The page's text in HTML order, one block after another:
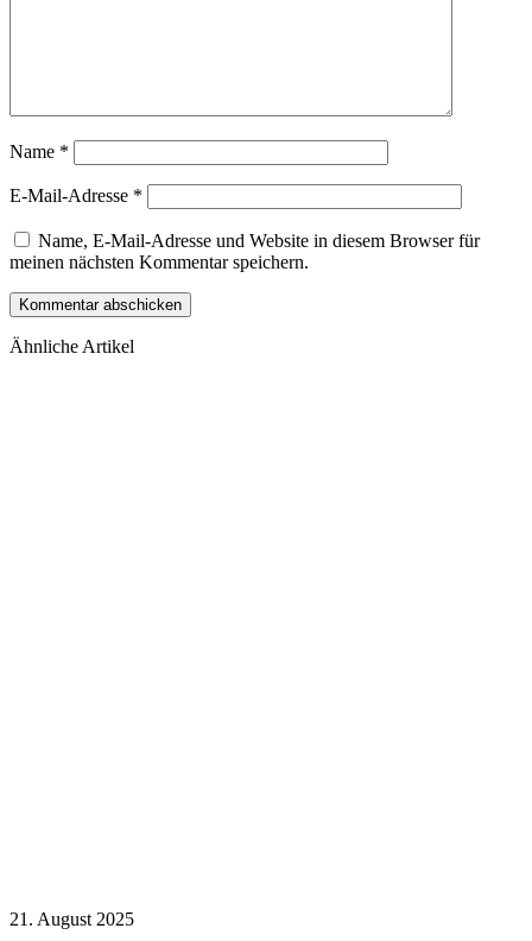
Name *
E-Mail-Adresse *
Name, E-Mail-Adresse und Website in diesem Browser für
meinen nächsten Kommentar speichern.
Ähnliche Artikel
21. August 2025